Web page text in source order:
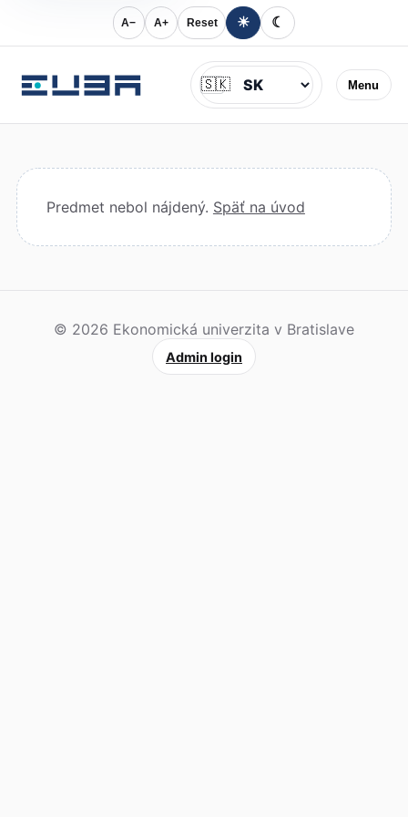
A− A+ Reset ☀ ☾
Menu
Jazyk
🇸🇰
Predmet nebol nájdený. Späť na úvod
© 2026 Ekonomická univerzita v Bratislave
Admin login